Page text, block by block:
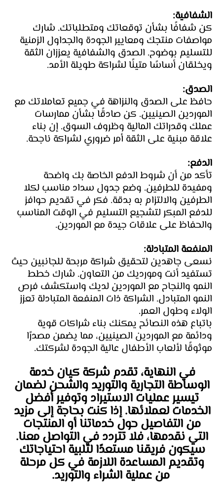
الشفافية:
كن شفافًا بشأن توقعاتك ومتطلباتك. شارك
مواصفات منتجك ومعايير الجودة والجداول الزمنية
للتسليم بوضوح. الصدق والشفافية يعززان الثقة
ويخلقان أساسًا متينًا لشراكة طويلة الأمد.
الصدق:
حافظ على الصدق والنزاهة في جميع تعاملاتك مع
الموردين الصينيين. كن صادقًا بشأن ممارسات
عملك وقدراتك المالية وظروف السوق. إن بناء
علاقة مبنية على الثقة أمر ضروري لشراكة ناجحة.
الدفع:
تأكد من أن شروط الدفع الخاصة بك واضحة
ومفيدة للطرفين. وضع جدول سداد مناسب لكلا
الطرفين والالتزام به بدقة. فكر في تقديم حوافز
للدفع المبكر لتشجيع التسليم في الوقت المناسب
والحفاظ على علاقات جيدة مع الموردين.
المنفعة المتبادلة:
نسعى جاهدين لتحقيق شراكة مربحة للجانبين حيث
تستفيد أنت ومورديك من التعاون. شارك خطط
النمو والنجاح مع الموردين لديك واستكشف فرص
النمو المتبادل. الشراكة ذات المنفعة المتبادلة تعزز
الولاء وطول العمر.
باتباع هذه النصائح يمكنك بناء شراكات قوية
ودائمة مع الموردين الصينيين، مما يضمن مصدرًا
موثوقًا لألعاب الأطفال عالية الجودة لشركتك.
في النهاية، تقدم شركة كيان خدمة
الوساطة التجارية والتوريد والشحن لضمان
تيسير عمليات الاستيراد وتوفير أفضل
الخدمات لعملائها. إذا كنت بحاجة إلى مزيد
من التفاصيل حول خدماتنا أو المنتجات
التي نقدمها، فلا تتردد في التواصل معنا.
سيكون فريقنا مستعدًا لتلبية احتياجاتك
وتقديم المساعدة اللازمة في كل مرحلة
من عملية الشراء والتوريد.